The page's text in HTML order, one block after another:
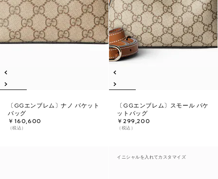
〔GGエンブレム〕ナノ バケット
バッグ
￥160,600
（税込）
〔GGエンブレム〕スモール バケ
ットバッグ
￥299,200
（税込）
イニシャルを入れてカスタマイズ